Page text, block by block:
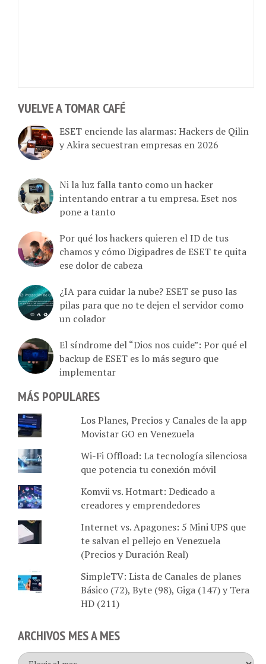
VUELVE A TOMAR CAFÉ
ESET enciende las alarmas: Hackers de Qilin
y Akira secuestran empresas en 2026
Ni la luz falla tanto como un hacker
intentando entrar a tu empresa. Eset nos
pone a tanto
Por qué los hackers quieren el ID de tus
chamos y cómo Digipadres de ESET te quita
ese dolor de cabeza
¿IA para cuidar la nube? ESET se puso las
pilas para que no te dejen el servidor como
un colador
El síndrome del “Dios nos cuide”: Por qué el
backup de ESET es lo más seguro que
implementar
MÁS POPULARES
Los Planes, Precios y Canales de la app
Movistar GO en Venezuela
Wi-Fi Offload: La tecnología silenciosa
que potencia tu conexión móvil
Komvii vs. Hotmart: Dedicado a
creadores y emprendedores
Internet vs. Apagones: 5 Mini UPS que
te salvan el pellejo en Venezuela
(Precios y Duración Real)
SimpleTV: Lista de Canales de planes
Básico (72), Byte (98), Giga (147) y Tera
HD (211)
ARCHIVOS MES A MES
Archivos